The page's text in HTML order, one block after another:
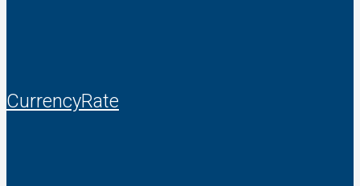
CurrencyRate